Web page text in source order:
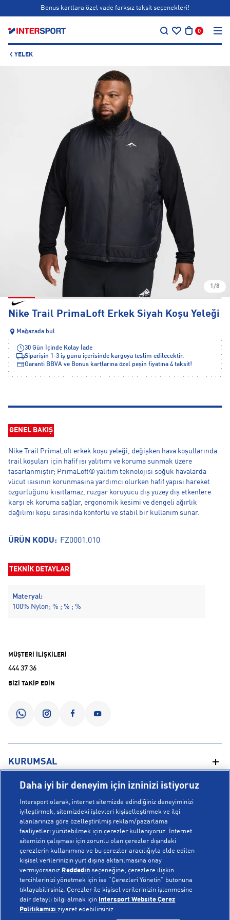
Bonus kartlara özel vade farksız taksit seçenekleri!
0
YELEK
1/8
Nike Trail PrimaLoft Erkek Siyah Koşu Yeleği
Mağazada bul
30 Gün İçinde Kolay İade
Siparişin 1-3 iş günü içerisinde kargoya teslim edilecektir.
Garanti BBVA ve Bonus kartlarına özel peşin fiyatına 4 taksit!
GENEL BAKIŞ
Nike Trail PrimaLoft erkek koşu yeleği, değişken hava koşullarında
trail koşuları için hafif ısı yalıtımı ve koruma sunmak üzere
tasarlanmıştır; PrimaLoft® yalıtım teknolojisi soğuk havalarda
vücut ısısının korunmasına yardımcı olurken hafif yapısı hareket
özgürlüğünü kısıtlamaz, rüzgar koruyucu dış yüzey dış etkenlere
karşı ek koruma sağlar, ergonomik kesimi ve dengeli ağırlık
dağılımı koşu sırasında konforlu ve stabil bir kullanım sunar.
ÜRÜN KODU: FZ0001.010
TEKNİK DETAYLAR
Materyal:
100% Nylon; % ; % ; %
MÜŞTERİ İLİŞKİLERİ
444 37 36
BİZİ TAKİP EDİN
KURUMSAL
Hakkımızda
Mağazalarımız
Bilgi Toplumu Hizmetleri
Gizlilik Politikası
İşlem Rehberi
Kampanyalar
Çerez Politikası
YARDIM
Sipariş Takibi
İptal & İade
Sıkça Sorulan Sorular
Yetkili Servis Listesi
Bize Ulaşın
POPÜLER KOLEKSİYONLAR
Voleybol Milli Takım Formaları
New Balance 408
Nike Initiator
© Copyright INTERSPORT 2026
Üyelik SözleşmesiGizlilikÇerezler
Daha iyi bir deneyim için izninizi istiyoruz
Intersport olarak, internet sitemizde edindiğiniz deneyiminizi
iyileştirmek, sitemizdeki işlevleri kişiselleştirmek ve ilgi
alanlarınıza göre özelleştirilmiş reklam/pazarlama
faaliyetleri yürütebilmek için çerezler kullanıyoruz. İnternet
sitemizin çalışması için zorunlu olan çerezler dışındaki
çerezlerin kullanımına ve bu çerezler aracılığıyla elde edilen
kişisel verilerinizin yurt dışına aktarılmasına onay
vermiyorsanız Reddedin seçeneğine; çerezlere ilişkin
tercihlerinizi yönetmek için ise “Çerezleri Yönetin” butonuna
tıklayabilirsiniz. Çerezler ile kişisel verilerinizin işlenmesine
dair detaylı bilgi almak için
Intersport Website Çerez
Politikamızıziyaret edebilirsiniz.